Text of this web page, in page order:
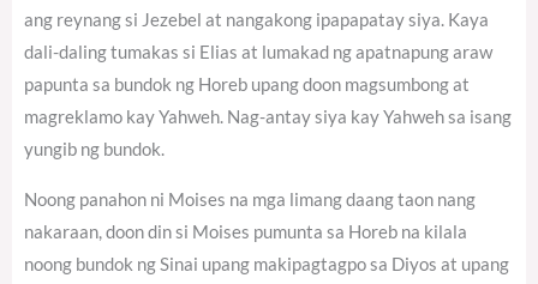
ang reynang si Jezebel at nangakong ipapapatay siya. Kaya
dali-daling tumakas si Elias at lumakad ng apatnapung araw
papunta sa bundok ng Horeb upang doon magsumbong at
magreklamo kay Yahweh. Nag-antay siya kay Yahweh sa isang
yungib ng bundok.
Noong panahon ni Moises na mga limang daang taon nang
nakaraan, doon din si Moises pumunta sa Horeb na kilala
noong bundok ng Sinai upang makipagtagpo sa Diyos at upang